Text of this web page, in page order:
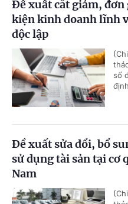
Đề xuất cắt giảm, đơn
kiện kinh doanh lĩnh
độc lập
số
Đề xuất sửa đổi, bổ
sử dụng tài sản tại cơ
Nam